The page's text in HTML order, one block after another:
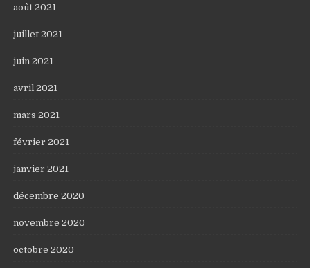
août 2021
juillet 2021
juin 2021
avril 2021
mars 2021
février 2021
janvier 2021
décembre 2020
novembre 2020
octobre 2020